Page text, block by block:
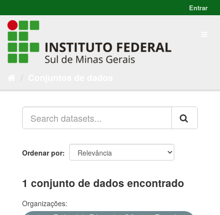
Entrar
Ordenar por
1 conjunto de dados encontrado
Organizações: